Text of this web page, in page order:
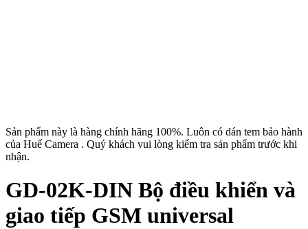
Sản phẩm này là hàng chính hãng 100%. Luôn có dán tem bảo hành
của Huế Camera . Quý khách vui lòng kiểm tra sản phẩm trước khi
nhận.
GD-02K-DIN Bộ điều khiển và
giao tiếp GSM universal